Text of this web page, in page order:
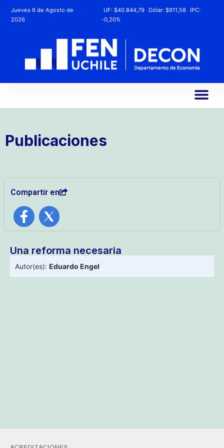
Jueves 6 de Agosto de
2026
UF:$40.844,79 Dólar:$911,58
IPC:
-0,20%
Publicaciones
Compartir en
Una reforma necesaria
Autor(es): Eduardo Engel